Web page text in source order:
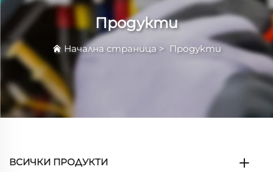
Продукти
Начална страница> Продукти
ВСИЧКИ ПРОДУКТИ